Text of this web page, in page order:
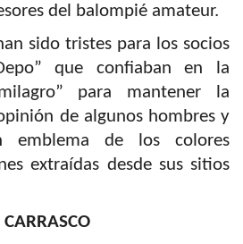
del balompié amateur.
sido tristes para los socios
que confiaban en la
para mantener la
de algunos hombres y
emblema de los colores
extraídas desde sus sitios